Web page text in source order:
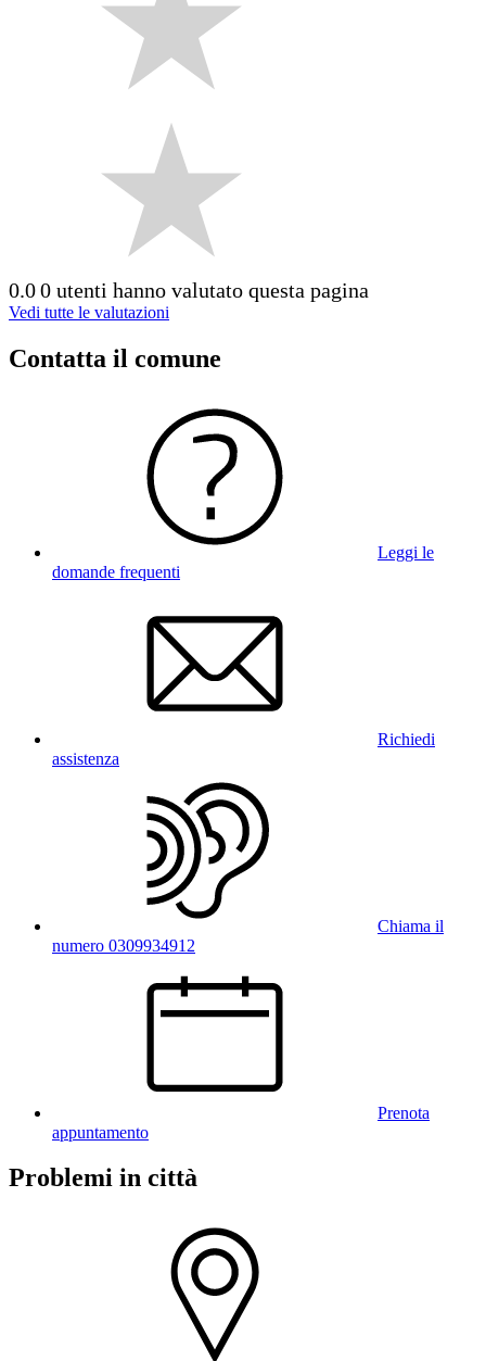
0.00 utenti hanno valutato questa pagina
Vedi tutte le valutazioni
Contatta il comune
Leggi le
domande frequenti
Richiedi
assistenza
Chiama il
numero 0309934912
Prenota
appuntamento
Problemi in città